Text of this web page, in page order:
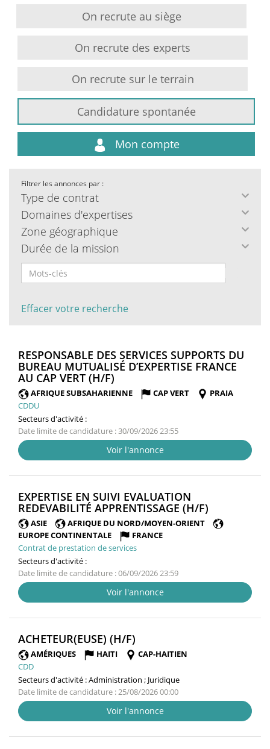
On recrute au siège
On recrute des experts
On recrute sur le terrain
Candidature spontanée
Mon compte
Filtrer les annonces par :
Type de contrat
Domaines d'expertises
Zone géographique
Durée de la mission
Effacer votre recherche
RESPONSABLE DES SERVICES SUPPORTS DU
BUREAU MUTUALISÉ D’EXPERTISE FRANCE
AU CAP VERT (H/F)
FENÊTRE)
AFRIQUE SUBSAHARIENNE CAP VERT
PRAIA
CDDU
Secteurs d'activité :
Date limite de candidature : 30/09/2026 23:55
Voir l'annonce
EXPERTISE EN SUIVI EVALUATION
REDEVABILITÉ APPRENTISSAGE (H/F)
FENÊTRE)
ASIE
AFRIQUE DU NORD/MOYEN-ORIENT
EUROPE CONTINENTALE
FRANCE
Contrat de prestation de services
Secteurs d'activité :
Date limite de candidature : 06/09/2026 23:59
Voir l'annonce
ACHETEUR(EUSE) (H/F)
FENÊTRE)
AMÉRIQUES HAITI
CAP-HAITIEN
CDD
Secteurs d'activité :Administration ; Juridique
Date limite de candidature : 25/08/2026 00:00
Voir l'annonce